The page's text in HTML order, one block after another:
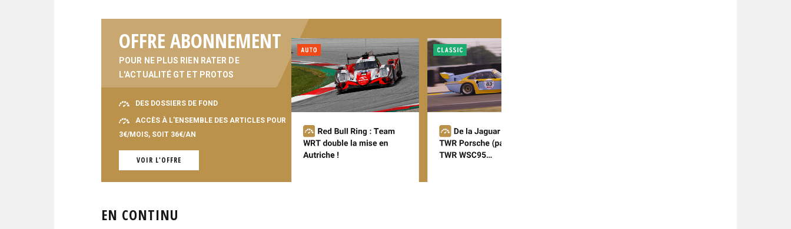
OFFRE ABONNEMENT
POUR NE PLUS RIEN RATER DE
L'ACTUALITÉ GT ET PROTOS
DES DOSSIERS DE FOND
ACCÈS À L'ENSEMBLE DES ARTICLES POUR
3€/MOIS, SOIT 36€/AN
VOIR L'OFFRE
EN CONTINU